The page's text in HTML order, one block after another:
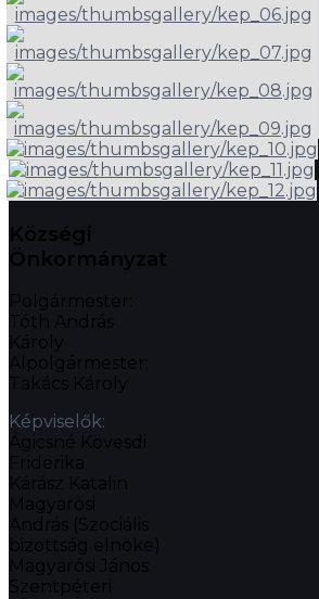
Községi
Önkormányzat
Polgármester:
Tóth András
Károly
Alpolgármester:
Takács Károly
Képviselők:
Ágicsné Kövesdi
Friderika
Kárász Katalin
Magyarósi
András (Szociális
bizottság elnöke)
Magyarósi János
Szentpéteri